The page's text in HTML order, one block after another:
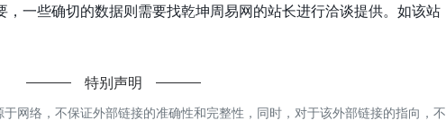
一些确切的数据则需要找乾坤周易网的站长进行洽谈提供。如该站
特别声明
网络，不保证外部链接的准确性和完整性，同时，对于该外部链接的指向，不